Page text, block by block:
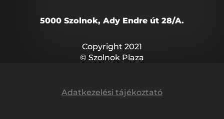
5000 Szolnok, Ady Endre út 28/A.
Copyright 2021
© Szolnok Plaza
Adatkezelési tájékoztató